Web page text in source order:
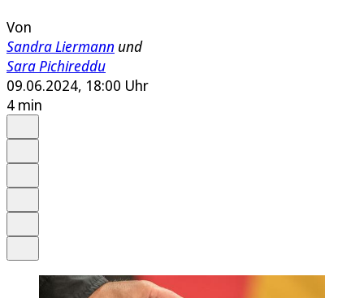
Von
Sandra Liermann und
Sara Pichireddu
09.06.2024, 18:00 Uhr
4 min